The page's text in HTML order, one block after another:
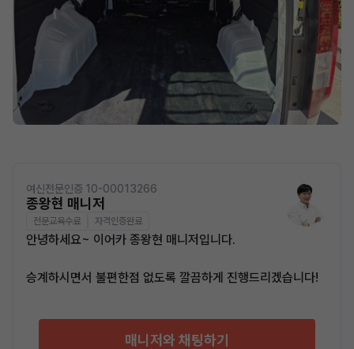
여신전문인증 10-00013266
종왕현 매니저
전문교육수료 자격인증완료
안녕하세요~ 이어카 종왕현 매니저입니다.
승계하시면서 불편한점 없도록 깔끔하게 진행드리겠습니다!
매니저와 채팅하기